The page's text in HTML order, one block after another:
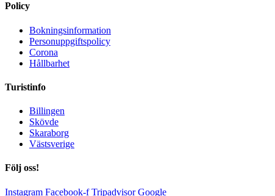
Policy
Bokningsinformation
Personuppgiftspolicy
Corona
Hållbarhet
Turistinfo
Billingen
Skövde
Skaraborg
Västsverige
Följ oss!
Instagram Facebook-f Tripadvisor Google